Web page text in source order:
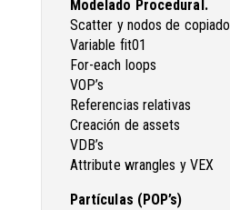
Modelado Procedural.
Scatter y nodos de copiado
Variable fit01
For-each loops
VOP’s
Referencias relativas
Creación de assets
VDB’s
Attribute wrangles y VEX
Partículas (POP’s)